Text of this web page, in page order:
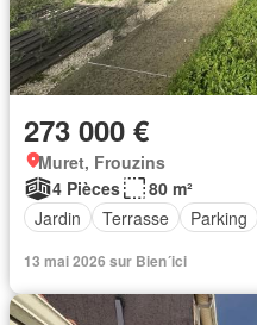
273 000 €
Muret, Frouzins
4 Pièces
80 m²
Jardin
Terrasse Parking
13 mai 2026 sur Bien´ici